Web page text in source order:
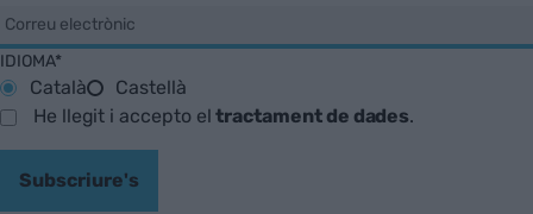
IDIOMA*
Català
Castellà
He llegit i accepto eltractament de dades.
Subscriure's